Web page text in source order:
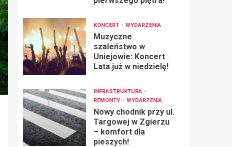
KONCERT WYDARZENIA
Muzyczne
szaleństwo w
Uniejowie: Koncert
Lata już w niedzielę!
INFRASTRUKTURA
REMONTY
WYDARZENIA
Nowy chodnik przy ul.
Targowej w Zgierzu
– komfort dla
pieszych!